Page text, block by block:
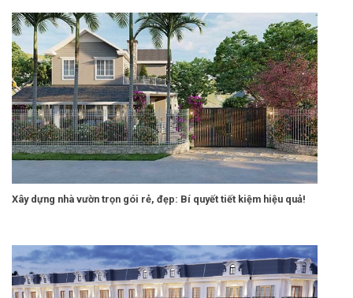
Xây dựng nhà vườn trọn gói rẻ, đẹp: Bí quyết tiết kiệm hiệu quả!